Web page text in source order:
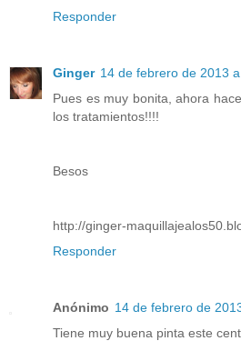
Responder
Ginger 14 de febrero de 2013
Pues es muy bonita, ahora
los tratamientos!!!!
Besos
http://ginger-
Responder
Anónimo 14 de febrero de
Tiene muy buena pinta este